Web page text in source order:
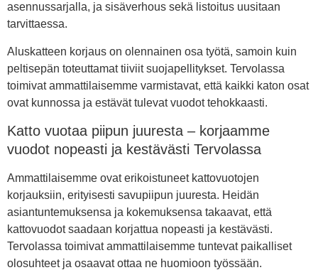
asennussarjalla, ja sisäverhous sekä listoitus uusitaan
tarvittaessa.
Aluskatteen korjaus on olennainen osa työtä, samoin kuin
peltisepän toteuttamat tiiviit suojapellitykset. Tervolassa
toimivat ammattilaisemme varmistavat, että kaikki katon osat
ovat kunnossa ja estävät tulevat vuodot tehokkaasti.
Katto vuotaa piipun juuresta – korjaamme
vuodot nopeasti ja kestävästi Tervolassa
Ammattilaisemme ovat erikoistuneet kattovuotojen
korjauksiin, erityisesti savupiipun juuresta. Heidän
asiantuntemuksensa ja kokemuksensa takaavat, että
kattovuodot saadaan korjattua nopeasti ja kestävästi.
Tervolassa toimivat ammattilaisemme tuntevat paikalliset
olosuhteet ja osaavat ottaa ne huomioon työssään.